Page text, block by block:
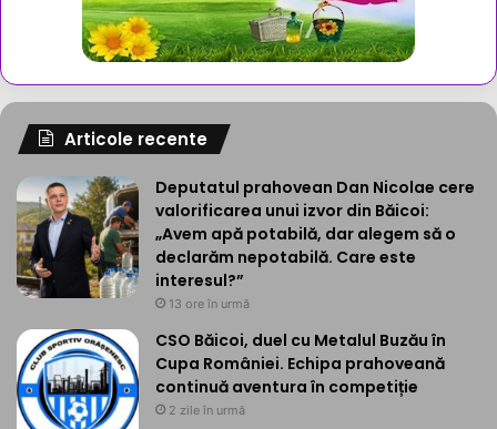
Articole recente
Deputatul prahovean Dan Nicolae cere
valorificarea unui izvor din Băicoi:
„Avem apă potabilă, dar alegem să o
declarăm nepotabilă. Care este
interesul?”
13 ore în urmă
CSO Băicoi, duel cu Metalul Buzău în
Cupa României. Echipa prahoveană
continuă aventura în competiție
2 zile în urmă